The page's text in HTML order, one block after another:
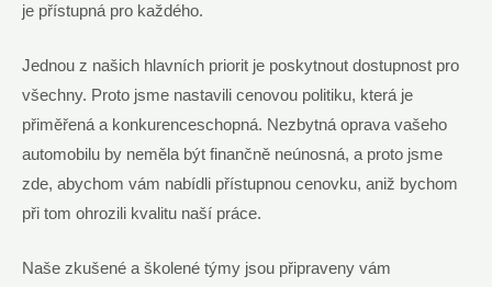
je přístupná pro každého.
Jednou z našich hlavních priorit je poskytnout dostupnost pro
všechny. Proto jsme nastavili cenovou politiku, která je
přiměřená a konkurenceschopná. Nezbytná oprava vašeho
automobilu by neměla být finančně neúnosná, a proto jsme
zde, abychom vám nabídli přístupnou cenovku, aniž bychom
při tom ohrozili kvalitu naší práce.
Naše zkušené a školené týmy jsou připraveny vám